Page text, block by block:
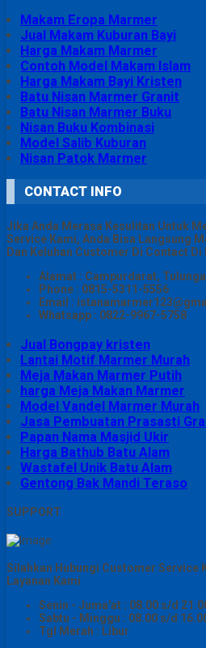
Makam Eropa Marmer
Jual Makam Kuburan Bayi
Harga Makam Marmer
Contoh Model Makam Islam
Harga Makam Bayi Kristen
Batu Nisan Marmer Granit
Batu Nisan Marmer Buku
Nisan Buku Kombinasi
Model Salib Kuburan
Nisan Patok Marmer
CONTACT INFO
Jika Anda Merasa Kesulitan Untuk
Service Kami, Anda Bisa Langsung
Dan Keluhan Customer Di Contact Di
Alamat : Campurdarat,
Phone : 0815-5311-5556
Email :
Whatsapp : 0822-9967-5758
Jual Bongpay kristen
Lantai Motif Marmer Murah
Meja Makan Marmer Putih
harga Meja Makan Marmer
Model Vandel Marmer Murah
Jasa Pembuatan Prasasti
Papan Nama Masjid Ukir
Harga Bathub Batu Alam
Wastafel Unik Batu Alam
Gentong Bak Mandi Teraso
SUPPORT
Silahkan Hubungi Customer Service
Layanan Kami
Senin - Juma'at : 08.00 s/d
Sabtu - Minggu : 08.00 s/d
Tgl Merah : Libur